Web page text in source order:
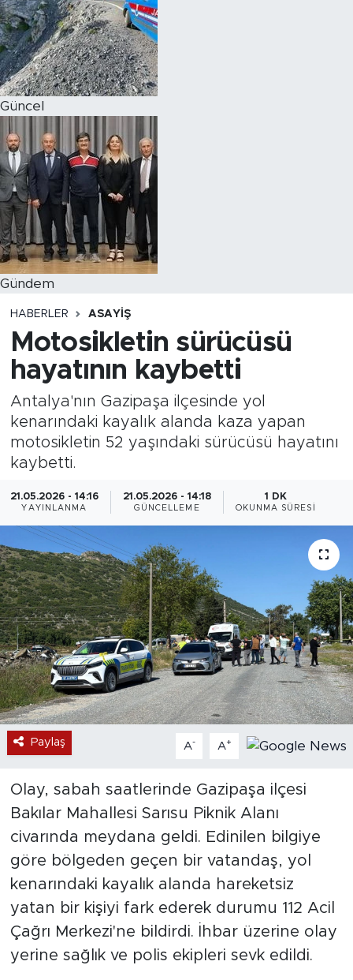
Güncel
Gündem
HABERLER ASAYIŞ
Motosikletin sürücüsü
hayatının kaybetti
Antalya'nın Gazipaşa ilçesinde yol
kenarındaki kayalık alanda kaza yapan
motosikletin 52 yaşındaki sürücüsü hayatını
kaybetti.
21.05.2026 - 14:16
YAYINLANMA
21.05.2026 - 14:18
GÜNCELLEME
1 DK
OKUNMA SÜRESI
Paylaş A- A+
Olay, sabah saatlerinde Gazipaşa ilçesi
Bakılar Mahallesi Sarısu Piknik Alanı
civarında meydana geldi. Edinilen bilgiye
göre bölgeden geçen bir vatandaş, yol
kenarındaki kayalık alanda hareketsiz
yatan bir kişiyi fark ederek durumu 112 Acil
Çağrı Merkezi'ne bildirdi. İhbar üzerine olay
yerine sağlık ve polis ekipleri sevk edildi.
Magazin
Özel Haber
Politika
Resmi İlanlar
Sağlık
Spor
Turizm